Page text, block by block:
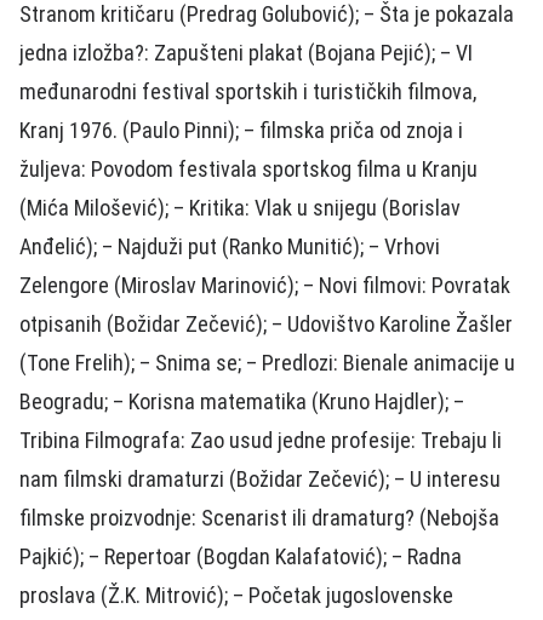
Stranom kritičaru (Predrag Golubović); – Šta je pokazala
jedna izložba?: Zapušteni plakat (Bojana Pejić); – VI
međunarodni festival sportskih i turističkih filmova,
Kranj 1976. (Paulo Pinni); – filmska priča od znoja i
žuljeva: Povodom festivala sportskog filma u Kranju
(Mića Milošević); – Kritika: Vlak u snijegu (Borislav
Anđelić); – Najduži put (Ranko Munitić); – Vrhovi
Zelengore (Miroslav Marinović); – Novi filmovi: Povratak
otpisanih (Božidar Zečević); – Udovištvo Karoline Žašler
(Tone Frelih); – Snima se; – Predlozi: Bienale animacije u
Beogradu; – Korisna matematika (Kruno Hajdler); –
Tribina Filmografa: Zao usud jedne profesije: Trebaju li
nam filmski dramaturzi (Božidar Zečević); – U interesu
filmske proizvodnje: Scenarist ili dramaturg? (Nebojša
Pajkić); – Repertoar (Bogdan Kalafatović); – Radna
proslava (Ž.K. Mitrović); – Početak jugoslovenske